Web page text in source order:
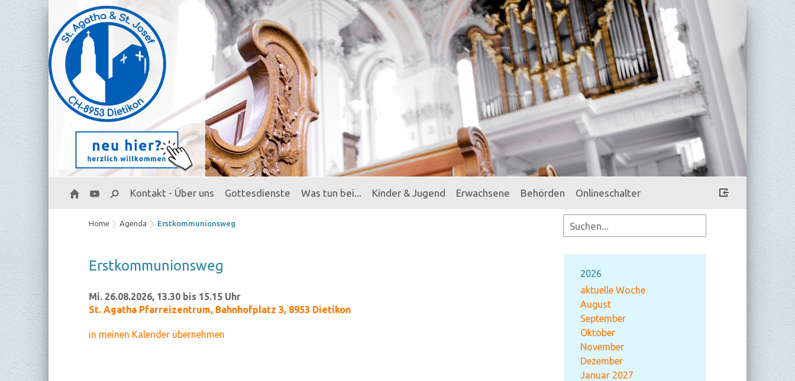
Kontakt - Über uns Gottesdienste Was tun bei... Kinder & Jugend Erwachsene Behörden Onlineschalter
Home Agenda Erstkommunionsweg
2026
aktuelle Woche
August
September
Oktober
November
Dezember
Januar 2027
Erst­kom­mu­ni­ons­weg
Mi. 26.08.2026, 13.30 bis 15.15 Uhr
St. Agatha Pfarreizentrum, Bahnhofplatz 3, 8953 Dietikon
in meinen Kalender übernehmen